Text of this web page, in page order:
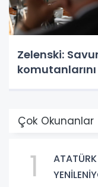
Zelenski:
Çok Okunanlar
1